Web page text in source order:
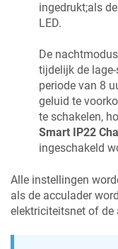
ingedrukt;als
LED.
De
tijdelijk de
periode van 8
geluid te
te schakelen,
Smart IP22
ingeschakeld
Alle instellingen
als de acculader
elektriciteitsnet of de